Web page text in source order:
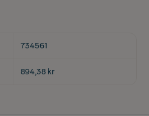
734561
894,38 kr